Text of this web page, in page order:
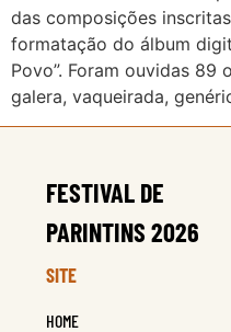
das composições
formatação do álbum
Povo”. Foram ouvidas
galera, vaqueirada,
FESTIVAL DE
PARINTINS 2026
SITE
HOME